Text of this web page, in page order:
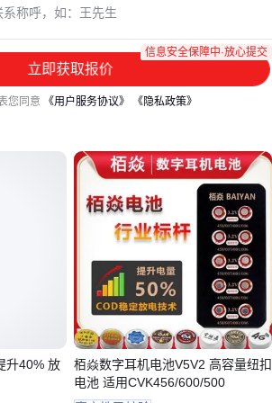
立即获取报价
信息安全保障中·放心提交
您同意 《用户服务协议》 《隐私政策》
升40% 放
栢焱数字耳机电池V5V2 高容量纽扣
电池 适用CVK456/600/500